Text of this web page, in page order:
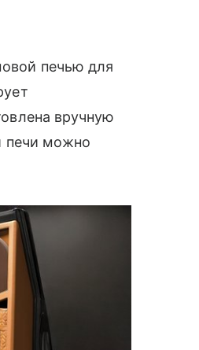
печью для
вручную
печи можно